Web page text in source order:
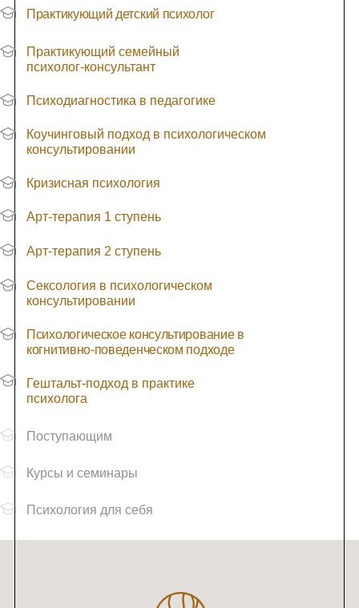
Практикующий детский психолог
Психодиагностика в педагогике
Практикующий семейный
психолог-консультант
Коучинговый подход в психологическом
консультировании
Кризисная психология
Арт-терапия 1 ступень
Арт-терапия 2 ступень
Гештальт-подход в практике
психолога
Сексология в психологическом
консультировании
Психологическое консультирование в
когнитивно-поведенческом подходе
Поступающим
Курсы и семинары
Психология для себя